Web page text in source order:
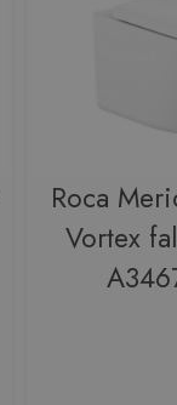
Roca
Vortex